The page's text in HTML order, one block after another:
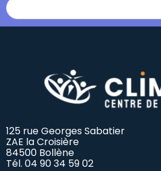
125 rue Georges Sabatier
ZAE la Croisière
84500 Bollène
Tél. 04 90 34 59 02